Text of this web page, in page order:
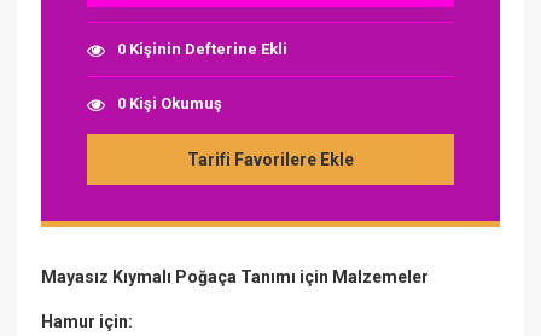
0 Kişinin Defterine Ekli
0 Kişi Okumuş
Tarifi Favorilere Ekle
Mayasız Kıymalı Poğaça Tanımı için Malzemeler
Hamur için: